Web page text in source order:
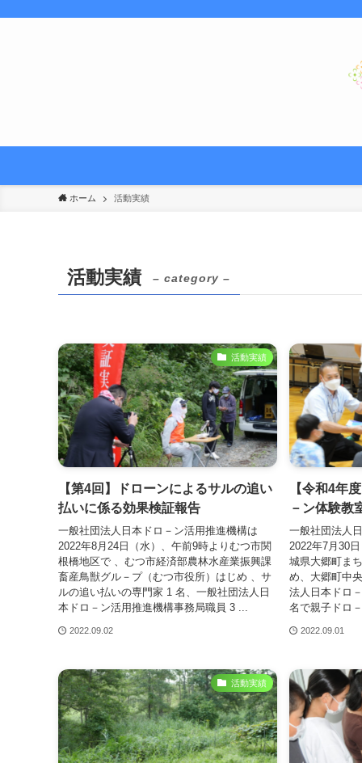
ホーム 活動実績
活動実績 – category –
活動実績
【第4回】ドローンによるサルの追い
払いに係る効果検証報告
一般社団法人日本ドロ－ン活用推進機構は
2022年8月24日（水）、午前9時よりむつ市関
根橋地区で 、むつ市経済部農林水産業振興課
畜産鳥獣グル－プ（むつ市役所）はじめ 、サ
ルの追い払いの専門家 1 名、一般社団法人日
本ドロ－ン活用推進機構事務局職員 3 ...
2022.09.02
【令和4年
－ン体験教
一般社団法人
2022年7月30
城県大郷町ま
め、大郷町中
法人日本ドロ
名で親子ドロ
2022.09.01
活動実績